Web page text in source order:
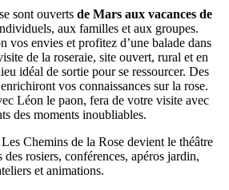
sont ouverts de Mars aux vacances de
aux familles et aux groupes.
vos envies et profitez d’une balade dans
de la roseraie, site ouvert, rural et en
idéal de sortie pour se ressourcer. Des
vos connaissances sur la rose.
Léon le paon, fera de votre visite avec
des moments inoubliables.
Chemins de la Rose devient le théâtre
des rosiers, conférences, apéros jardin,
et animations.